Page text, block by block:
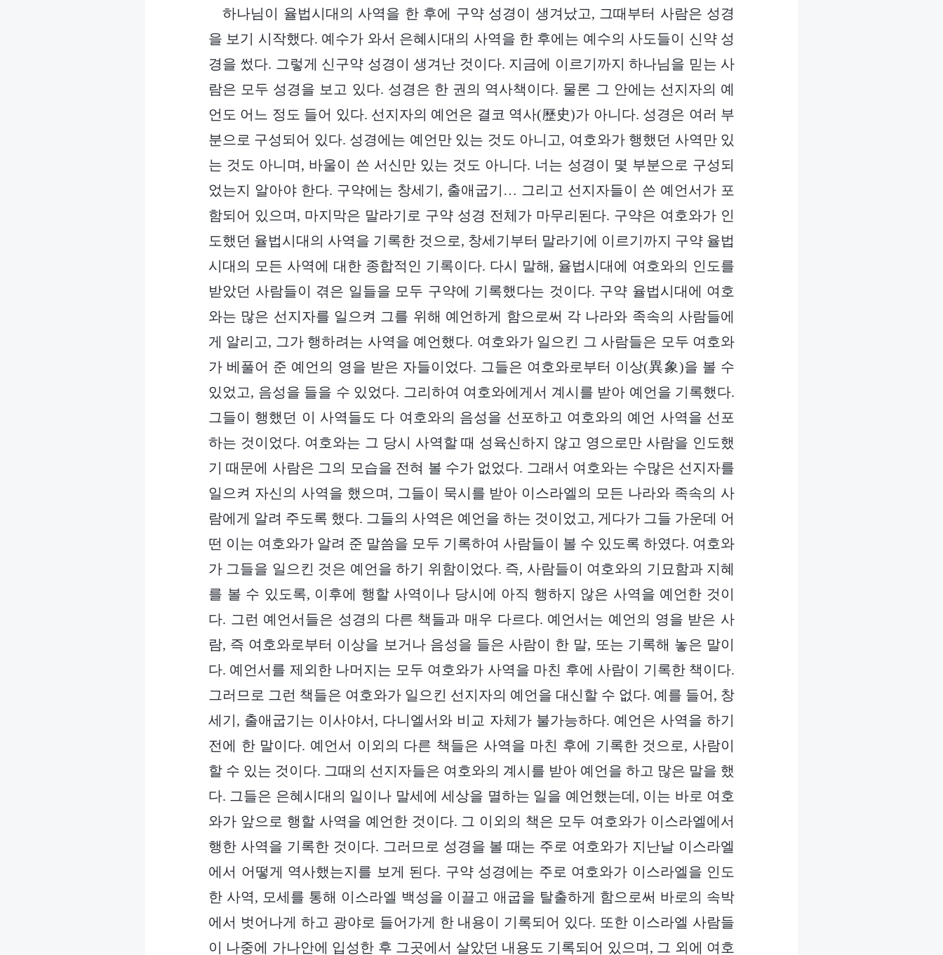
하나님이 율법시대의 사역을 한 후에 구약 성경이 생겨났고, 그때부터 사람은 성경
을 보기 시작했다. 예수가 와서 은혜시대의 사역을 한 후에는 예수의 사도들이 신약 성
경을 썼다. 그렇게 신구약 성경이 생겨난 것이다. 지금에 이르기까지 하나님을 믿는 사
람은 모두 성경을 보고 있다. 성경은 한 권의 역사책이다. 물론 그 안에는 선지자의 예
언도 어느 정도 들어 있다. 선지자의 예언은 결코 역사(歷史)가 아니다. 성경은 여러 부
분으로 구성되어 있다. 성경에는 예언만 있는 것도 아니고, 여호와가 행했던 사역만 있
는 것도 아니며, 바울이 쓴 서신만 있는 것도 아니다. 너는 성경이 몇 부분으로 구성되
었는지 알아야 한다. 구약에는 창세기, 출애굽기… 그리고 선지자들이 쓴 예언서가 포
함되어 있으며, 마지막은 말라기로 구약 성경 전체가 마무리된다. 구약은 여호와가 인
도했던 율법시대의 사역을 기록한 것으로, 창세기부터 말라기에 이르기까지 구약 율법
시대의 모든 사역에 대한 종합적인 기록이다. 다시 말해, 율법시대에 여호와의 인도를
받았던 사람들이 겪은 일들을 모두 구약에 기록했다는 것이다. 구약 율법시대에 여호
와는 많은 선지자를 일으켜 그를 위해 예언하게 함으로써 각 나라와 족속의 사람들에
게 알리고, 그가 행하려는 사역을 예언했다. 여호와가 일으킨 그 사람들은 모두 여호와
가 베풀어 준 예언의 영을 받은 자들이었다. 그들은 여호와로부터 이상(異象)을 볼 수
있었고, 음성을 들을 수 있었다. 그리하여 여호와에게서 계시를 받아 예언을 기록했다.
그들이 행했던 이 사역들도 다 여호와의 음성을 선포하고 여호와의 예언 사역을 선포
하는 것이었다. 여호와는 그 당시 사역할 때 성육신하지 않고 영으로만 사람을 인도했
기 때문에 사람은 그의 모습을 전혀 볼 수가 없었다. 그래서 여호와는 수많은 선지자를
일으켜 자신의 사역을 했으며, 그들이 묵시를 받아 이스라엘의 모든 나라와 족속의 사
람에게 알려 주도록 했다. 그들의 사역은 예언을 하는 것이었고, 게다가 그들 가운데 어
떤 이는 여호와가 알려 준 말씀을 모두 기록하여 사람들이 볼 수 있도록 하였다. 여호와
가 그들을 일으킨 것은 예언을 하기 위함이었다. 즉, 사람들이 여호와의 기묘함과 지혜
를 볼 수 있도록, 이후에 행할 사역이나 당시에 아직 행하지 않은 사역을 예언한 것이
다. 그런 예언서들은 성경의 다른 책들과 매우 다르다. 예언서는 예언의 영을 받은 사
람, 즉 여호와로부터 이상을 보거나 음성을 들은 사람이 한 말, 또는 기록해 놓은 말이
다. 예언서를 제외한 나머지는 모두 여호와가 사역을 마친 후에 사람이 기록한 책이다.
그러므로 그런 책들은 여호와가 일으킨 선지자의 예언을 대신할 수 없다. 예를 들어, 창
세기, 출애굽기는 이사야서, 다니엘서와 비교 자체가 불가능하다. 예언은 사역을 하기
전에 한 말이다. 예언서 이외의 다른 책들은 사역을 마친 후에 기록한 것으로, 사람이
할 수 있는 것이다. 그때의 선지자들은 여호와의 계시를 받아 예언을 하고 많은 말을 했
다. 그들은 은혜시대의 일이나 말세에 세상을 멸하는 일을 예언했는데, 이는 바로 여호
와가 앞으로 행할 사역을 예언한 것이다. 그 이외의 책은 모두 여호와가 이스라엘에서
행한 사역을 기록한 것이다. 그러므로 성경을 볼 때는 주로 여호와가 지난날 이스라엘
에서 어떻게 역사했는지를 보게 된다. 구약 성경에는 주로 여호와가 이스라엘을 인도
한 사역, 모세를 통해 이스라엘 백성을 이끌고 애굽을 탈출하게 함으로써 바로의 속박
에서 벗어나게 하고 광야로 들어가게 한 내용이 기록되어 있다. 또한 이스라엘 사람들
이 나중에 가나안에 입성한 후 그곳에서 살았던 내용도 기록되어 있으며, 그 외에 여호